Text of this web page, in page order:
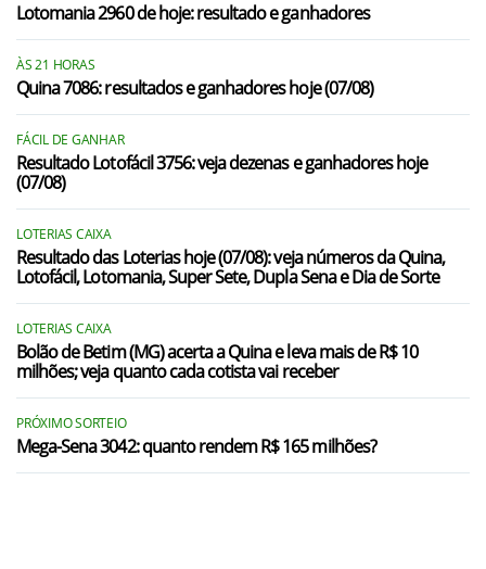
Lotomania 2960 de hoje: resultado e ganhadores
ÀS 21 HORAS
Quina 7086: resultados e ganhadores hoje (07/08)
FÁCIL DE GANHAR
Resultado Lotofácil 3756: veja dezenas e ganhadores hoje
(07/08)
LOTERIAS CAIXA
Resultado das Loterias hoje (07/08): veja números da Quina,
Lotofácil, Lotomania, Super Sete, Dupla Sena e Dia de Sorte
LOTERIAS CAIXA
Bolão de Betim (MG) acerta a Quina e leva mais de R$ 10
milhões; veja quanto cada cotista vai receber
PRÓXIMO SORTEIO
Mega-Sena 3042: quanto rendem R$ 165 milhões?